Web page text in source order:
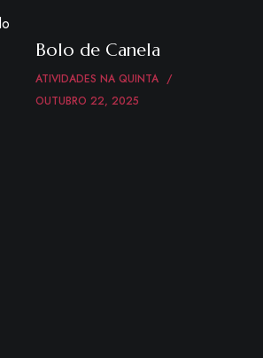
Bolo de Canela
ATIVIDADES NA QUINTA
OUTUBRO 22, 2025